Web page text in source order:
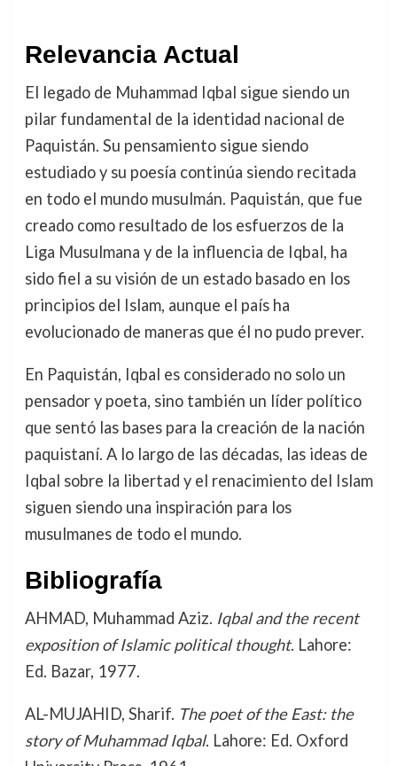
Relevancia Actual
El legado de Muhammad Iqbal sigue siendo un
pilar fundamental de la identidad nacional de
Paquistán. Su pensamiento sigue siendo
estudiado y su poesía continúa siendo recitada
en todo el mundo musulmán. Paquistán, que fue
creado como resultado de los esfuerzos de la
Liga Musulmana y de la influencia de Iqbal, ha
sido fiel a su visión de un estado basado en los
principios del Islam, aunque el país ha
evolucionado de maneras que él no pudo prever.
En Paquistán, Iqbal es considerado no solo un
pensador y poeta, sino también un líder político
que sentó las bases para la creación de la nación
paquistaní. A lo largo de las décadas, las ideas de
Iqbal sobre la libertad y el renacimiento del Islam
siguen siendo una inspiración para los
musulmanes de todo el mundo.
Bibliografía
AHMAD, Muhammad Aziz. Iqbal and the recent
exposition of Islamic political thought. Lahore:
Ed. Bazar, 1977.
AL-MUJAHID, Sharif. The poet of the East: the
story of Muhammad Iqbal. Lahore: Ed. Oxford